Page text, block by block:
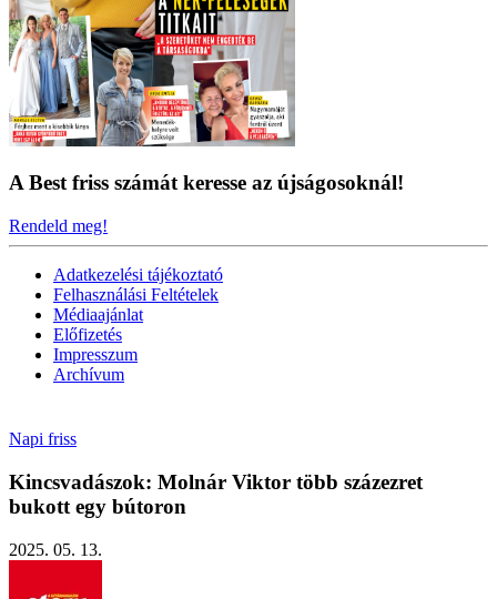
A Best friss számát keresse az újságosoknál!
Rendeld meg!
Adatkezelési tájékoztató
Felhasználási Feltételek
Médiaajánlat
Előfizetés
Impresszum
Archívum
Napi friss
Kincsvadászok: Molnár Viktor több százezret
bukott egy bútoron
2025. 05. 13.